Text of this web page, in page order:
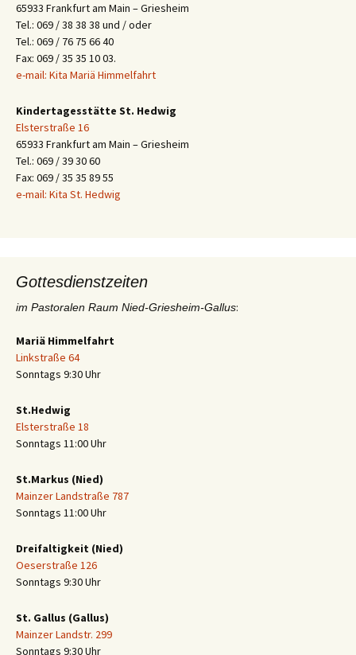
65933 Frankfurt am Main – Griesheim
Tel.: 069 / 38 38 38 und / oder
Tel.: 069 / 76 75 66 40
Fax: 069 / 35 35 10 03.
e-mail: Kita Mariä Himmelfahrt
Kindertagesstätte St. Hedwig
Elsterstraße 16
65933 Frankfurt am Main – Griesheim
Tel.: 069 / 39 30 60
Fax: 069 / 35 35 89 55
e-mail: Kita St. Hedwig
Gottesdienstzeiten
im Pastoralen Raum Nied-Griesheim-Gallus:
Mariä Himmelfahrt
Linkstraße 64
Sonntags 9:30 Uhr
St.Hedwig
Elsterstraße 18
Sonntags 11:00 Uhr
St.Markus (Nied)
Mainzer Landstraße 787
Sonntags 11:00 Uhr
Dreifaltigkeit (Nied)
Oeserstraße 126
Sonntags 9:30 Uhr
St. Gallus (Gallus)
Mainzer Landstr. 299
Sonntags 9:30 Uhr